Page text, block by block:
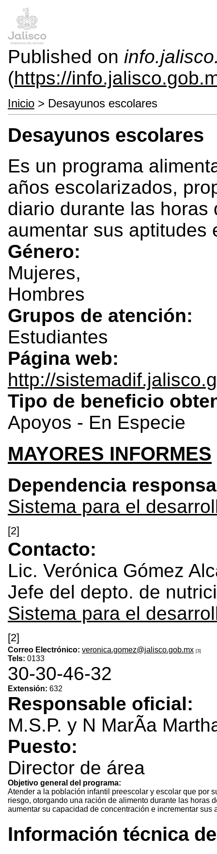
Published on
(https://
Inicio > Desayunos escolares
Desayunos escolares
Es un programa
años escolarizados,
diario durante las
aumentar sus aptitudes
Género:
Mujeres,
Hombres
Grupos de atención:
Estudiantes
Página web:
http://
Tipo de beneficio
Apoyos - En Especie
MAYORES INFORMES
Dependencia
Sistema para el
[2]
Contacto:
Lic. Verónica Gómez
Jefe del depto. de
Sistema para el
[2]
Correo Electrónico: veronica.gomez@jalisco.gob.mx [3]
Tels: 0133
30-30-46-32
Extensión: 632
Responsable oficial:
M.S.P. y N MarÃ­a
Puesto:
Director de área
Objetivo general del programa:
Atender a la población infantil preescolar y escolar que por
riesgo, otorgando una ración de alimento durante las horas
aumentar su capacidad de concentración e incrementar sus
Información técnica